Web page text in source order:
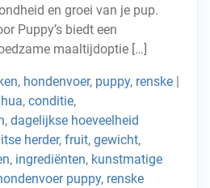
en groei van je pup.
Puppy’s biedt een
maaltijdoptie […]
, hondenvoer, puppy, renske |
, conditie,
, dagelijkse hoeveelheid
herder, fruit, gewicht,
, ingrediënten, kunstmatige
puppy, renske